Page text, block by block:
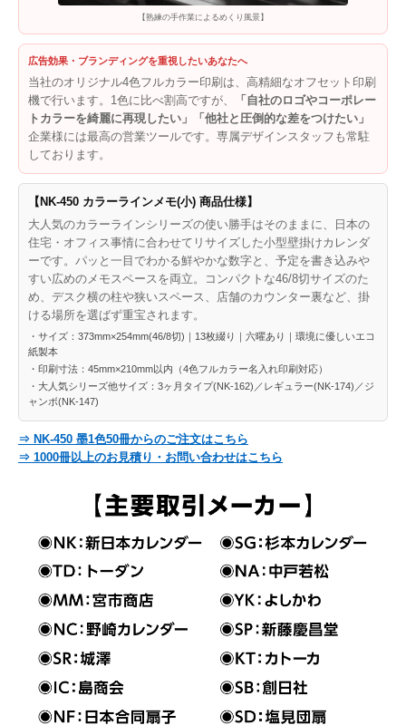
【熟練の手作業によるめくり風景】
広告効果・ブランディングを重視したいあなたへ
当社のオリジナル4色フルカラー印刷は、高精細なオフセット印刷
機で行います。1色に比べ割高ですが、
「自社のロゴやコーポレー
トカラーを綺麗に再現したい」「他社と圧倒的な差をつけたい」
企業様には最高の営業ツールです。専属デザインスタッフも常駐
しております。
【NK-450 カラーラインメモ(小) 商品仕様】
大人気のカラーラインシリーズの使い勝手はそのままに、日本の
住宅・オフィス事情に合わせてリサイズした小型壁掛けカレンダ
ーです。パッと一目でわかる鮮やかな数字と、予定を書き込みや
すい広めのメモスペースを両立。コンパクトな46/8切サイズのた
め、デスク横の柱や狭いスペース、店舗のカウンター裏など、掛
ける場所を選ばず重宝されます。
・サイズ：373mm×254mm(46/8切)｜13枚綴り｜六曜あり｜環境に優しいエコ
紙製本
・印刷寸法：45mm×210mm以内（4色フルカラー名入れ印刷対応）
・大人気シリーズ他サイズ：3ヶ月タイプ(NK-162)／レギュラー(NK-174)／ジ
ャンボ(NK-147)
⇒ NK-450 墨1色50冊からのご注文はこちら
⇒ 1000冊以上のお見積り・お問い合わせはこちら